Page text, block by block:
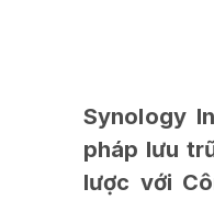
Synology
pháp lưu
lược với